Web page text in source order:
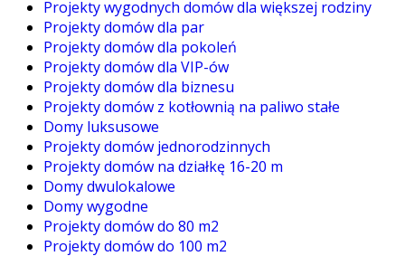
Projekty wygodnych domów dla większej rodziny
Projekty domów dla par
Projekty domów dla pokoleń
Projekty domów dla VIP-ów
Projekty domów dla biznesu
Projekty domów z kotłownią na paliwo stałe
Domy luksusowe
Projekty domów jednorodzinnych
Projekty domów na działkę 16-20 m
Domy dwulokalowe
Domy wygodne
Projekty domów do 80 m2
Projekty domów do 100 m2